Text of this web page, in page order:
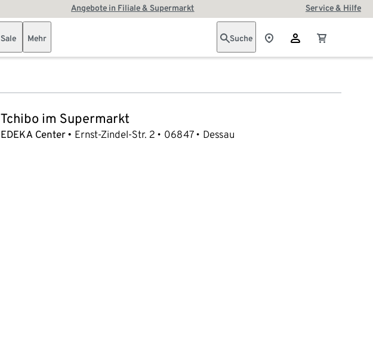
Angebote in Filiale & Supermarkt Service & Hilfe
Sale Mehr Suche
Tchibo im Supermarkt
EDEKA Center Ernst-Zindel-Str. 2 06847 Dessau